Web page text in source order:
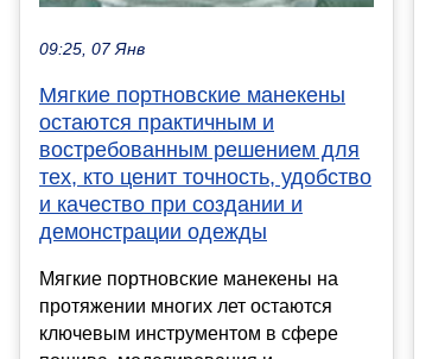
09:25, 07 Янв
Мягкие портновские манекены
остаются практичным и
востребованным решением для
тех, кто ценит точность, удобство
и качество при создании и
демонстрации одежды
Мягкие портновские манекены на
протяжении многих лет остаются
ключевым инструментом в сфере